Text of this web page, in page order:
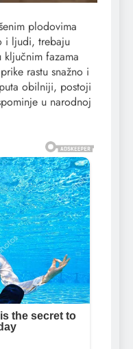
plodovima
i ljudi, trebaju
fazama
rastu snažno i
obilniji, postoji
u narodnoj